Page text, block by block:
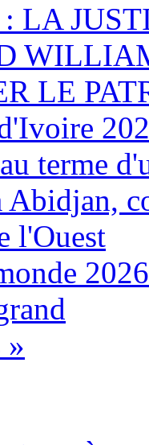
LA
LE
terme
Abidjan,
l'Ouest
»